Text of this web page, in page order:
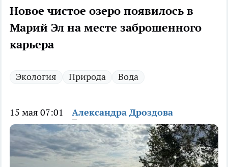
Новое чистое озеро появилось в
Марий Эл на месте заброшенного
карьера
Экология Природа Вода
15 мая 07:01 Александра Дроздова